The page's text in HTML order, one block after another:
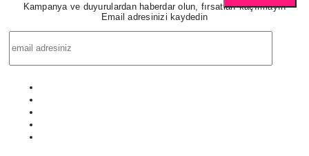
Kampanya ve duyurulardan haberdar olun, fırsatları kaçırmayın
Email adresinizi kaydedin